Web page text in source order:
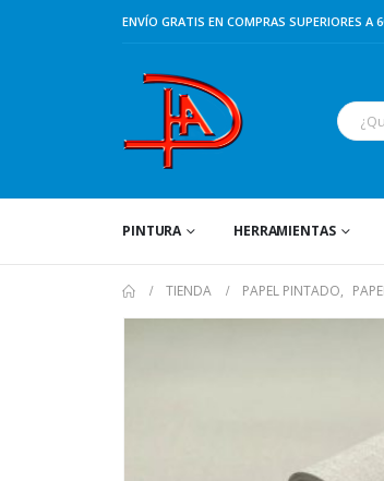
ENVÍO GRATIS EN COMPRAS SUPERIORES A
PINTURA HERRAMIENTAS
TIENDA PAPEL PINTADO,